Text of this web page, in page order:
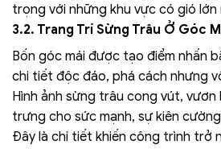
trọng với những khu vực có gió lớn
3.2. Trang Trí Sừng Trâu Ở Góc
Bốn góc mái được tạo điểm nhấn
chi tiết độc đáo, phá cách nhưng
Hình ảnh sừng trâu cong vút,
trưng cho sức mạnh, sự kiên
Đây là chi tiết khiến công trình trở